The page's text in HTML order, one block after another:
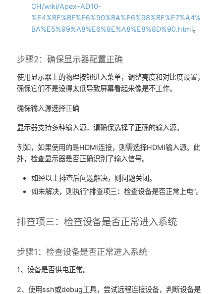
CH/wiki/Apex-AD10-
%E4%BE%BF%E6%90%BA%E6%98%BE%E7%A4%
BA%E5%99%A8%E6%8E%A8%E8%8D%90.html。
步骤2：确保显示器配置正确
使用显示器上的物理按钮进入菜单，调整亮度和对比度设置，
确保它们不是设得太低导致屏幕看起来像是不工作。
确保输入源选择正确
显示器支持多种输入源，请确保选择了正确的输入源。
例如，如果使用的是HDMI连接，则需选择HDMI输入源。此
外，检查显示器是否正确识别了输入信号。
如经以上排查后问题解决，则问题关闭。
如未解决，则执行“排查项三：检查设备是否正常上电”。
排查项三：检查设备是否正常进入系统
步骤1：检查设备是否正常进入系统
1、设备是否供电正常。
2、使用ssh或debug工具，尝试远程连接设备，判断设备是